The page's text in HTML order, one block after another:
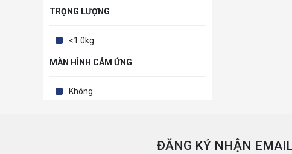
TRỌNG LƯỢNG
<1.0kg
MÀN HÌNH CẢM ỨNG
Không
ĐĂNG KÝ NHẬN